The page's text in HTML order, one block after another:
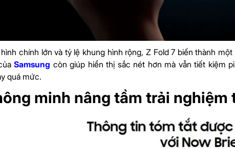
chính lớn và tỷ lệ khung hình rộng, Z Fold 7 biến thành
Samsung còn giúp hiển thị sắc nét hơn mà vẫn tiết kiệm
quá mức.
minh nâng tầm trải nghiệm